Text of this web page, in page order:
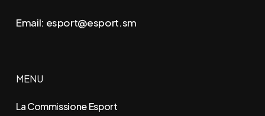
Email: esport@esport.sm
MENU
La Commissione Esport